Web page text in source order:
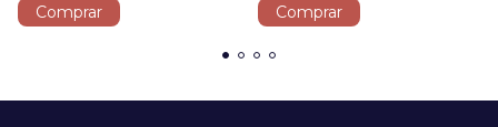
Comprar Comprar